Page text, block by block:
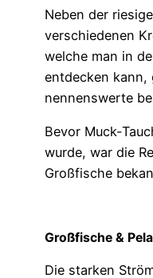
Neben der
verschiedenen
welche man in
entdecken kann,
nennenswerte
Bevor Muck-
wurde, war die
Großfische
Großfische &
Die starken